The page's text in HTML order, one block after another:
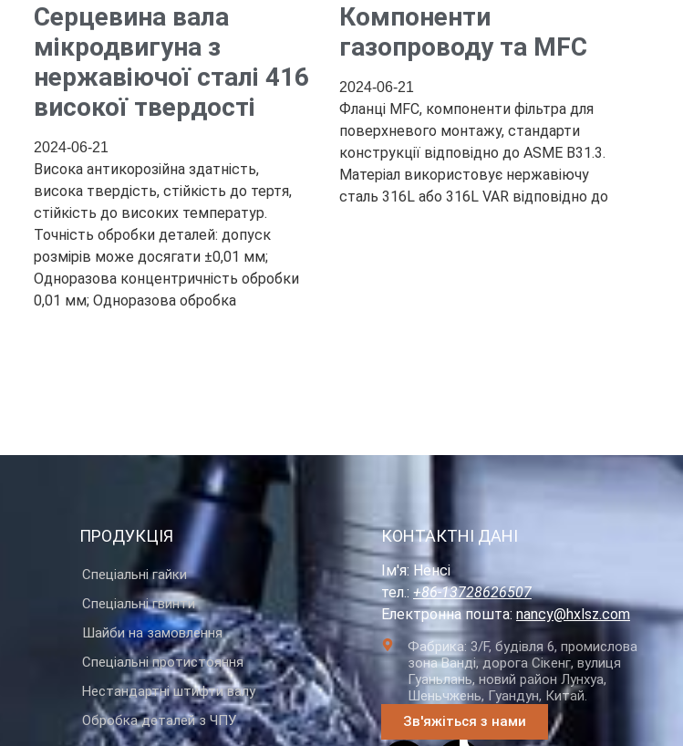
Серцевина вала
мікродвигуна з
нержавіючої сталі 416
високої твердості
2024-06-21
Висока антикорозійна здатність,
висока твердість, стійкість до тертя,
стійкість до високих температур.
Точність обробки деталей: допуск
розмірів може досягати ±0,01 мм;
Одноразова концентричність обробки
0,01 мм; Одноразова обробка
Компоненти
газопроводу та MFC
2024-06-21
Фланці MFC, компоненти фільтра для
поверхневого монтажу, стандарти
конструкції відповідно до ASME B31.3.
Матеріал використовує нержавіючу
сталь 316L або 316L VAR відповідно до
ПРОДУКЦІЯ
Спеціальні гайки
Спеціальні гвинти
Шайби на замовлення
Спеціальні протистояння
Нестандартні штифти валу
Обробка деталей з ЧПУ
КОНТАКТНІ ДАНІ
Ім'я: Ненсі
тел.: +86-13728626507
Електронна пошта: nancy@hxlsz.com
Фабрика: 3/F, будівля 6, промислова
зона Ванді, дорога Сікенг, вулиця
Гуаньлань, новий район Лунхуа,
Шеньчжень, Гуандун, Китай.
Зв'яжіться з нами